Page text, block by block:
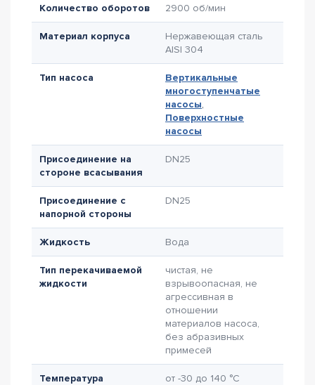
Количество оборотов 2900 об/мин
Материал корпуса
Нержавеющая сталь
AISI 304
Тип насоса
Вертикальные
многоступенчатые
насосы,
Поверхностные
насосы
Присоединение на
стороне всасывания
DN25
Присоединение с
напорной стороны
DN25
Жидкость Вода
Тип перекачиваемой
жидкости
чистая, не
взрывоопасная, не
агрессивная в
отношении
материалов насоса,
без абразивных
примесей
Температура
от -30 до 140 °C